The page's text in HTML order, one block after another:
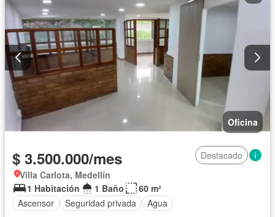
Oficina
$ 3.500.000/mes
Destacado
Villa Carlota, Medellín
1 Habitación
1 Baño
60 m²
Ascensor
Seguridad privada Agua